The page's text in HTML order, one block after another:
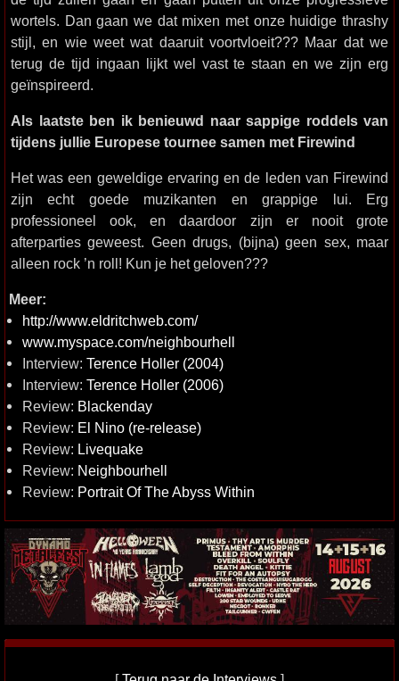
wortels. Dan gaan we dat mixen met onze huidige thrashy
stijl, en wie weet wat daaruit voortvloeit??? Maar dat we
terug de tijd ingaan lijkt wel vast te staan en we zijn erg
geïnspireerd.
Als laatste ben ik benieuwd naar sappige roddels van
tijdens jullie Europese tournee samen met Firewind
Het was een geweldige ervaring en de leden van Firewind
zijn echt goede muzikanten en grappige lui. Erg
professioneel ook, en daardoor zijn er nooit grote
afterparties geweest. Geen drugs, (bijna) geen sex, maar
alleen rock ’n roll! Kun je het geloven???
Meer:
http://www.eldritchweb.com/
www.myspace.com/neighbourhell
Interview: Terence Holler (2004)
Interview: Terence Holler (2006)
Review: Blackenday
Review: El Nino (re-release)
Review: Livequake
Review: Neighbourhell
Review: Portrait Of The Abyss Within